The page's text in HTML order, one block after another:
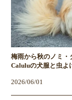
梅雨から秋のノミ・
Caluluの犬服と虫よ
2026/06/01